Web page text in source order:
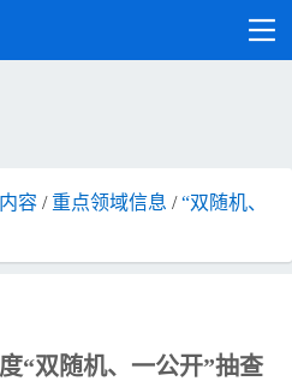
容 / 重点领域信息 /“双随机、
“双随机、一公开”抽查